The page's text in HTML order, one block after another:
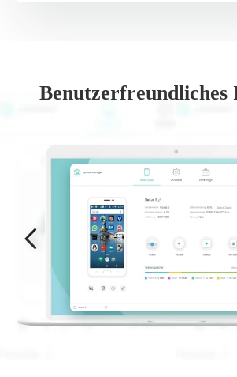
Benutzerfreundliches